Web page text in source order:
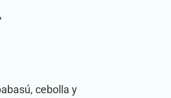
cebolla y